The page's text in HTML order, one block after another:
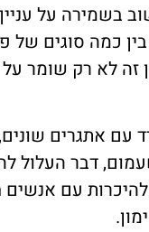
בשמירה על
כמה סוגים של
זה לא רק שומר
עם אתגרים
דבר העלול
עם